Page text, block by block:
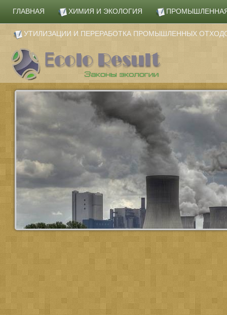
ГЛАВНАЯ ХИМИЯ И ЭКОЛОГИЯ
УТИЛИЗАЦИИ И ПЕРЕРАБОТКА ПРОМЫШЛЕННЫХ